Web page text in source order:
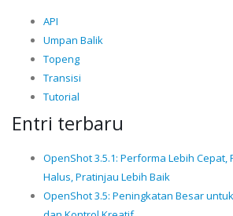
API
Umpan Balik
Topeng
Transisi
Tutorial
Entri terbaru
OpenShot 3.5.1: Performa Lebih Cepat,
Halus, Pratinjau Lebih Baik
OpenShot 3.5: Peningkatan Besar